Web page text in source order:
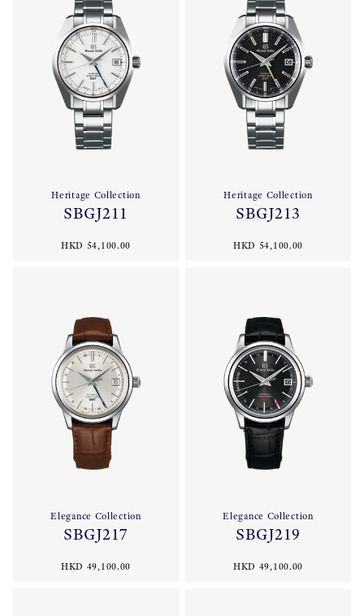
Heritage Collection
SBGJ211
HKD 54,100.00
Heritage Collection
SBGJ213
HKD 54,100.00
Elegance Collection
SBGJ217
HKD 49,100.00
Elegance Collection
SBGJ219
HKD 49,100.00